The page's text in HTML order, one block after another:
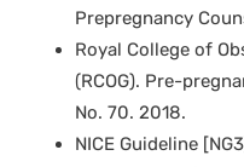
Prepregnancy
Royal College of
(RCOG). Pre-
No. 70. 2018.
NICE Guideline